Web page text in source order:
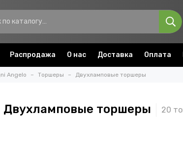
Распродажа О нас Доставка Оплата
Angelo Торшеры Двухламповые торшеры
Двухламповые торшеры